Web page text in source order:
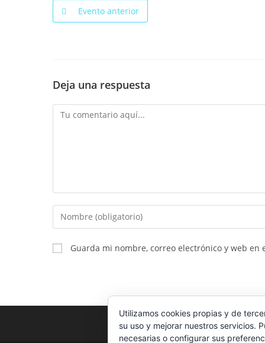
Evento anterior
Deja una respuesta
Comentario
Introduce
tu
nombre
o
Guarda mi nombre, correo electrónico y web
Utilizamos cookies propias y de
su uso y mejorar nuestros servicios.
necesarias o configurar sus